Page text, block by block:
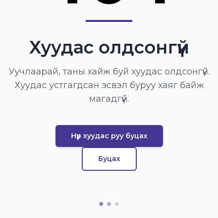
Хуудас олдсонгүй
Уучлаарай, таны хайж буй хуудас олдсонгүй.
Хуудас устгагдсан эсвэл буруу хаяг байж
магадгүй.
Нүүр хуудас руу буцах
Буцах